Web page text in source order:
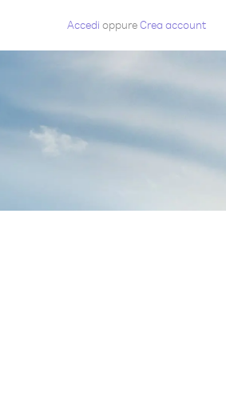
Accedi oppureCrea account